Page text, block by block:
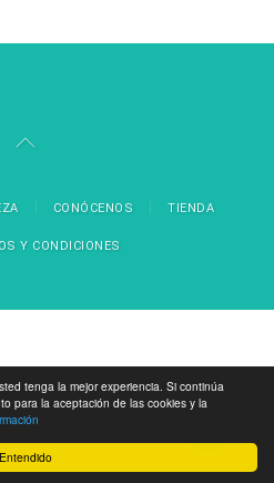
Entendido
tenga la mejor experiencia. Si continúa
para la aceptación de las cookies y la
CONÓCENOS TIENDA
Y CONDICIONES